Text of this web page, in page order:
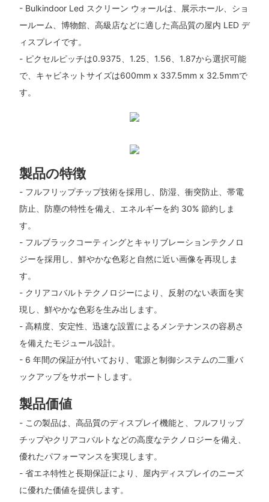
- Bulkindoor Led スクリーン ウォールは、展示ホール、ショ
ールーム、博物館、高級店などに適した高品質の屋内 LED デ
ィスプレイです。
- ピクセルピッチは0.9375、1.25、1.56、1.87から選択可能
で、キャビネットサイズは600mm x 337.5mm x 32.5mmで
す。
製品の特徴
- フルフリップチップ技術を採用し、防湿、衝突防止、帯電
防止、防塵の特性を備え、エネルギーを約 30% 節約しま
す。
- フルブラックコーティングとキャリブレーションテクノロ
ジーを採用し、鮮やかな色彩と自然に近い画像を再現しま
す。
- クリアコバルトテクノロジーにより、反射のない表面を実
現し、鮮やかな色彩を生み出します。
- 高精度、安定性、迅速な設置によるメンテナンスの容易さ
を備えたモジュール設計。
- 6 年間の保証が付いており、電源と制御システムの二重バ
ックアップをサポートします。
製品価値
- この製品は、高品質のディスプレイ機能と、フルフリップ
チップやクリアコバルトなどの高度なテクノロジーを備え、
優れたパフォーマンスを実現します。
- 省エネ特性と長期保証により、屋内ディスプレイのニーズ
に優れた価値を提供します。